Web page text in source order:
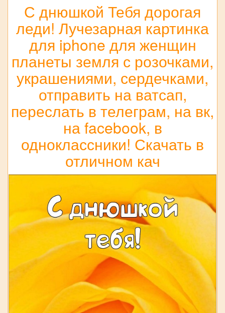
С днюшкой Тебя дорогая
леди! Лучезарная картинка
для iphone для женщин
планеты земля с розочками,
украшениями, сердечками,
отправить на ватсап,
переслать в телеграм, на вк,
на facebook, в
одноклассники! Скачать в
отличном кач